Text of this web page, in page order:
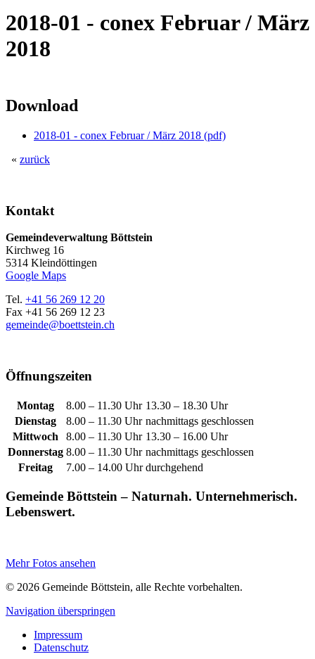
2018-01 - conex Februar / März
2018
Download
2018-01 - conex Februar / März 2018 (pdf)
« zurück
Kontakt
Gemeindeverwaltung Böttstein
Kirchweg 16
5314 Kleindöttingen
Google Maps
Tel. +41 56 269 12 20
Fax +41 56 269 12 23
gemeinde@boettstein.ch
Öffnungszeiten
Montag 8.00 – 11.30 Uhr 13.30 – 18.30 Uhr
Dienstag
8.00 – 11.30 Uhr nachmittags geschlossen
Mittwoch
8.00 – 11.30 Uhr 13.30 – 16.00 Uhr
Donnerstag 8.00 – 11.30 Uhr nachmittags geschlossen
Freitag
7.00 – 14.00 Uhr durchgehend
Gemeinde Böttstein – Naturnah. Unternehmerisch.
Lebenswert.
Mehr Fotos ansehen
© 2026 Gemeinde Böttstein, alle Rechte vorbehalten.
Navigation überspringen
Impressum
Datenschutz